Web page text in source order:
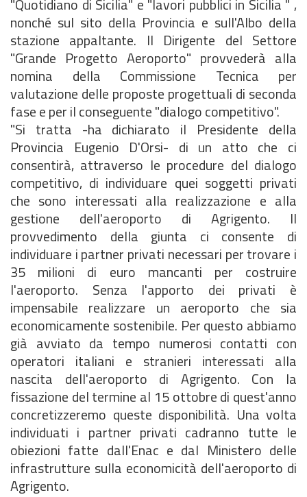
"Quotidiano di Sicilia" e "lavori pubblici in Sicilia " ,
nonché sul sito della Provincia e sull'Albo della
stazione appaltante. Il Dirigente del Settore
"Grande Progetto Aeroporto" provvederà alla
nomina della Commissione Tecnica per
valutazione delle proposte progettuali di seconda
fase e per il conseguente "dialogo competitivo".
"Si tratta -ha dichiarato il Presidente della
Provincia Eugenio D'Orsi- di un atto che ci
consentirà, attraverso le procedure del dialogo
competitivo, di individuare quei soggetti privati
che sono interessati alla realizzazione e alla
gestione dell'aeroporto di Agrigento. Il
provvedimento della giunta ci consente di
individuare i partner privati necessari per trovare i
35 milioni di euro mancanti per costruire
l'aeroporto. Senza l'apporto dei privati è
impensabile realizzare un aeroporto che sia
economicamente sostenibile. Per questo abbiamo
già avviato da tempo numerosi contatti con
operatori italiani e stranieri interessati alla
nascita dell'aeroporto di Agrigento. Con la
fissazione del termine al 15 ottobre di quest'anno
concretizzeremo queste disponibilità. Una volta
individuati i partner privati cadranno tutte le
obiezioni fatte dall'Enac e dal Ministero delle
infrastrutture sulla economicità dell'aeroporto di
Agrigento.